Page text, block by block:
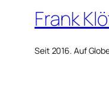
Frank
Seit 2016. Auf